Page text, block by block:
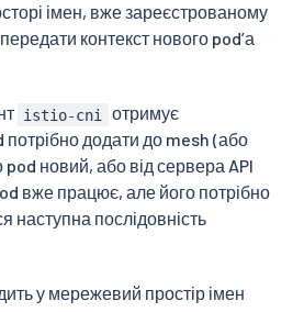
імен, вже зареєстрованому
контекст нового podʼа
istio-cni
отримує
додати до mesh (або
pod новий, або від сервера API
вже працює, але його потрібно
наступна послідовність
у мережевий простір імен